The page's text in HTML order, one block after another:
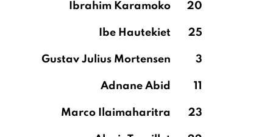
Ibrahim Karamoko 20
Ibe Hautekiet 25
Gustav Julius Mortensen 3
Adnane Abid 11
Marco Ilaimaharitra 23